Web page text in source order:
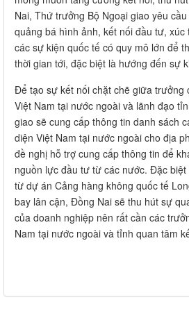
Nai, Thứ trưởng Bộ Ngoại giao yêu
quảng bá hình ảnh, kết nối đầu tư,
các sự kiện quốc tế có quy mô lớn để
thời gian tới, đặc biệt là hướng đến sự
Để tạo sự kết nối chặt chẽ giữa trưởng
Việt Nam tại nước ngoài và lãnh đạo
giao sẽ cung cấp thông tin danh sách
diện Việt Nam tại nước ngoài cho địa
đề nghị hỗ trợ cung cấp thông tin để
nguồn lực đầu tư từ các nước. Đặc
từ dự án Cảng hàng không quốc tế
bay lân cận, Đồng Nai sẽ thu hút sự
của doanh nghiệp nên rất cần các
Nam tại nước ngoài và tỉnh quan tâm